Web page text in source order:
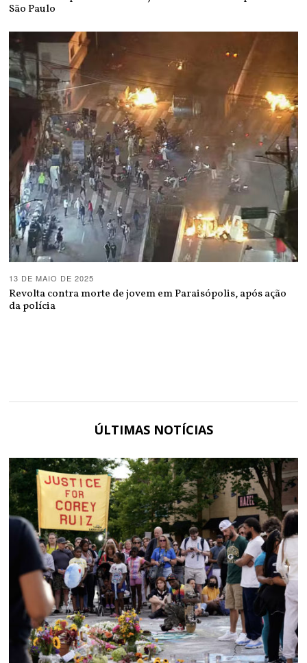
São Paulo
13 DE MAIO DE 2025
Revolta contra morte de jovem em Paraisópolis, após ação
da polícia
ÚLTIMAS NOTÍCIAS